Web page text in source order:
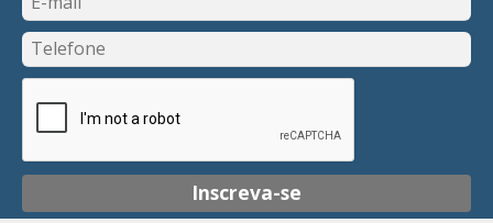
Inscreva-se